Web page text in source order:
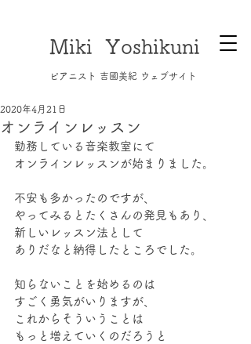
Miki Yoshikuni
​ピアニスト 吉國美紀 ウェブサイト
オンラインレッスン
2020年4月21日
勤務している音楽教室にて
オンラインレッスンが始まりました。
不安も多かったのですが、
やってみるとたくさんの発見もあり、
新しいレッスン法として
ありだなと納得したところでした。
知らないことを始めるのは
すごく勇気がいりますが、
これからそういうことは
もっと増えていくのだろうと